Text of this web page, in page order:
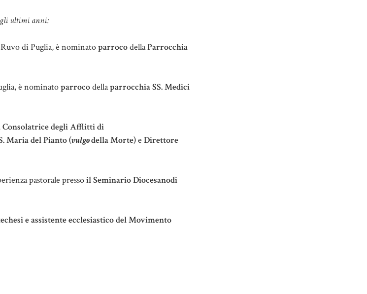
ultimi anni:
di Puglia, è nominatoparrocodellaParrocchia
è nominatoparrocodellaparrocchia SS. Medici
Consolatrice degli Afflitti di
Maria del Pianto (vulgodella Morte)e Direttore
pastorale pressoil Seminario Diocesanodi
e assistente ecclesiastico del Movimento